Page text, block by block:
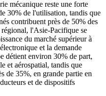
mécanique reste une forte
30% de l'utilisation, tandis que
contribuent près de 50% des
l'Asie-Pacifique se
du marché supérieur à
et la demande
détient environ 30% de part,
et aérospatial, tandis que
de 35%, en grande partie en
et de dispositifs